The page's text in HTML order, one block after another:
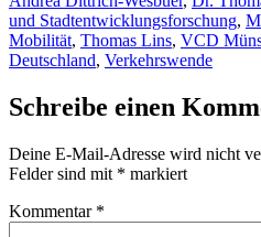
und Stadtentwicklungsforschung,
Mobilität, Thomas Lins, VCD
Deutschland, Verkehrswende
Schreibe einen
Deine E-Mail-Adresse wird nicht
Felder sind mit * markiert
Kommentar *